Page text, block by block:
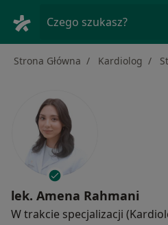
Czego szukasz?
Strona Główna Kardiolog
lek. Amena Rahmani
W trakcie specjalizacji